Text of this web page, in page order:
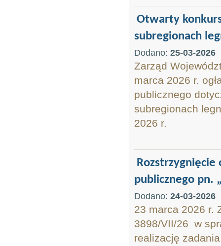
Otwarty
subregionach
Dodano: 25-03-2026
Zarząd
marca 2026 r.
publicznego
subregionach
2026 r.
publicznego pn.
Dodano: 24-03-2026
23 marca 2026 r.
3898/VII/26 w
realizację